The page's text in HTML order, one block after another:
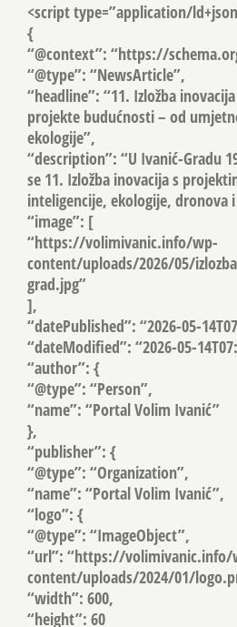
<script type=”application/
{
“@context”: “https://
“@type”: “NewsArticle”,
“headline”: “11. Izložba
projekte budućnosti – od
ekologije”,
“description”: “U Ivanić-Gradu
se 11. Izložba inovacija s
inteligencije, ekologije, dronova
“image”: [
“https://volimivanic.info/wp-
content/uploads/2026/05/
grad.jpg”
],
“datePublished”: “2026-05-
“dateModified”: “2026-05-
“author”: {
“@type”: “Person”,
“name”: “Portal Volim Ivanić”
},
“publisher”: {
“@type”: “Organization”,
“name”: “Portal Volim Ivanić”,
“logo”: {
“@type”: “ImageObject”,
“url”: “https://volimivanic.info/
content/uploads/2024/01/
“width”: 600,
“height”: 60